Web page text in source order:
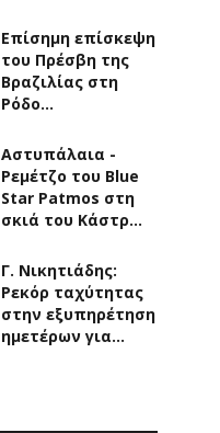
Επίσημη επίσκεψη
του Πρέσβη της
Βραζιλίας στη
Ρόδο…
Αστυπάλαια -
Ρεμέτζο του Blue
Star Patmos στη
σκιά του Κάστρ…
Γ. Νικητιάδης:
Ρεκόρ ταχύτητας
στην εξυπηρέτηση
ημετέρων για…